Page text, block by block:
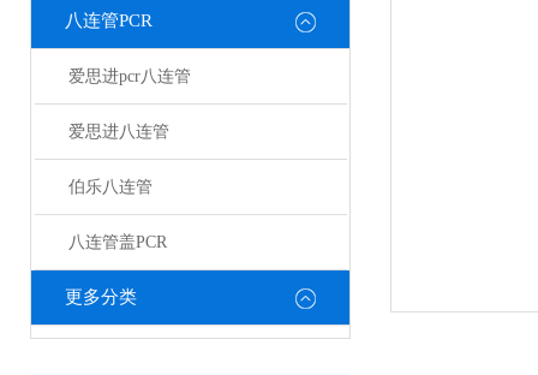
八连管PCR
爱思进pcr八连管
爱思进八连管
伯乐八连管
八连管盖PCR
更多分类